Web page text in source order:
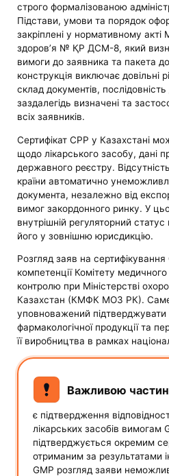
строго формалізованою
Підстави, умови та порядок
закріплені у нормативному акті
здоров’я № ҚР ДСМ-8, який
вимоги до заявника та пакета
конструкція виключає довільні
склад документів, послідовність
заздалегідь визначені та
всіх заявників.
Сертифікат CPP у Казахстані
щодо лікарського засобу, дані
державного реєстру.
країни автоматично
документа, незалежно від
вимог закордонного ринку. У
внутрішній регуляторний
його у зовнішню юрисдикцію.
Розгляд заяв на
компетенції Комітету
контролю при Міністерстві
Казахстан (КМФК МОЗ РК).
уповноважений підтверджувати
фармакологічної продукції та
її виробництва в рамках
Важливою
є підтвердження
лікарських засобів вимогам
підтверджується окремим
отриманим за результатами
GMP розгляд заяви